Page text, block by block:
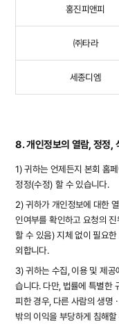
홍진피앤피
㈜타라
세종디엠
8. 개인정보의 열람, 정정,
1) 귀하는 언제든지 본회 홈
정정(수정) 할 수 있습니다.
2) 귀하가 개인정보에 대한
인여부를 확인하고 요청의
할 수 있음) 지체 없이 필요
외합니다.
3) 귀하는 수집, 이용 및 제
습니다. 다만, 법률에 특별한
피한 경우, 다른 사람의 생명
밖의 이익을 부당하게 침해